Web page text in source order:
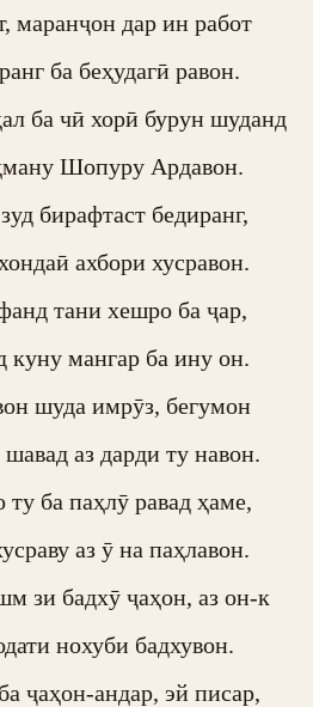
маранҷон дар ин работ
ба беҳудагӣ равон.
ба чӣ хорӣ бурун шуданд
Шопуру Ардавон.
бирафтаст бедиранг,
ахбори хусравон.
тани хешро ба ҷар,
мангар ба ину он.
шуда имрӯз, бегумон
аз дарди ту навон.
ту ба паҳлӯ равад ҳаме,
аз ӯ на паҳлавон.
зи бадхӯ ҷаҳон, аз он-к
нохуби бадхувон.
ҷаҳон-андар, эй писар,